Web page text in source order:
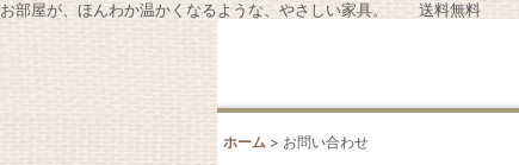
お部屋が、ほんわか温かくなるような、やさしい家具。 送料無料
ホーム > お問い合わせ